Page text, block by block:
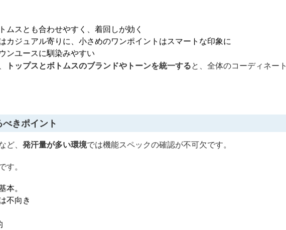
ムスとも合わせやすく、着回しが効く
カジュアル寄りに、小さめのワンポイントはスマートな印象に
ンユースに馴染みやすい
トップスとボトムスのブランドやトーンを統一すると、全体のコーディネート
きポイント
、 発汗量が多い環境では機能スペックの確認が不可欠です。
。
本。
不向き